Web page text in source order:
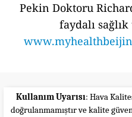
Pekin Doktoru
faydalı
Kullanım Uyarısı: Hava
doğrulanmamıştır ve kalite